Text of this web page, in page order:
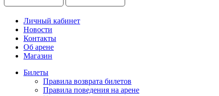
Личный кабинет
Новости
Контакты
Об арене
Магазин
Билеты
Правила возврата билетов
Правила поведения на арене